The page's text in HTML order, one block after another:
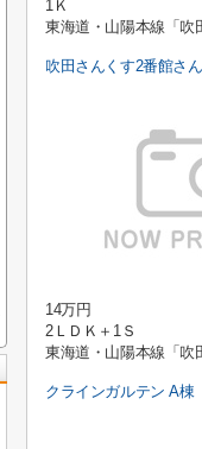
1Ｋ
東海道・山陽本線「吹
吹田さんくす2番館さ
14万円
2ＬＤＫ＋1Ｓ
東海道・山陽本線「吹
クラインガルテン A棟